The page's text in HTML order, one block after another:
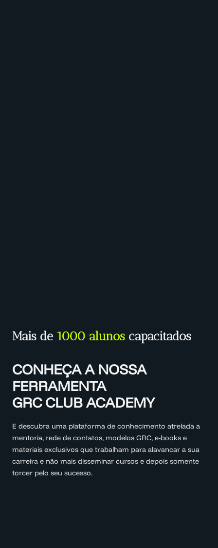
Mais de 1000 alunos capacitados
CONHEÇA A NOSSA
FERRAMENTA
GRC CLUB ACADEMY
E descubra uma plataforma de conhecimento atrelada a
mentoria, rede de contatos, modelos GRC, e-books e
materiais exclusivos que trabalham para alavancar a sua
carreira e não mais disseminar cursos e depois somente
torcer pelo seu sucesso.